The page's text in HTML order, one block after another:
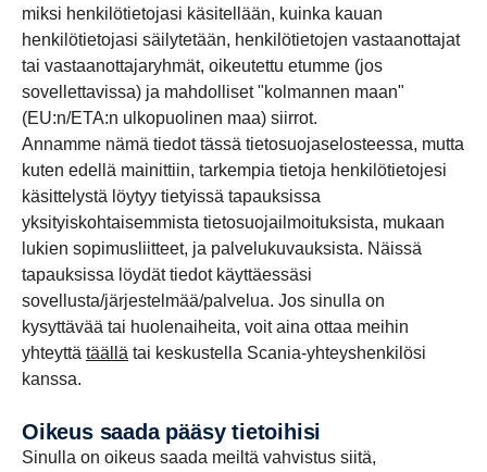
miksi henkilötietojasi käsitellään, kuinka kauan
henkilötietojasi säilytetään, henkilötietojen vastaanottajat
tai vastaanottajaryhmät, oikeutettu etumme (jos
sovellettavissa) ja mahdolliset "kolmannen maan"
(EU:n/ETA:n ulkopuolinen maa) siirrot.
Annamme nämä tiedot tässä tietosuojaselosteessa, mutta
kuten edellä mainittiin, tarkempia tietoja henkilötietojesi
käsittelystä löytyy tietyissä tapauksissa
yksityiskohtaisemmista tietosuojailmoituksista, mukaan
lukien sopimusliitteet, ja palvelukuvauksista. Näissä
tapauksissa löydät tiedot käyttäessäsi
sovellusta/järjestelmää/palvelua. Jos sinulla on
kysyttävää tai huolenaiheita, voit aina ottaa meihin
yhteyttä täällä tai keskustella Scania-yhteyshenkilösi
kanssa.
Oikeus saada pääsy tietoihisi
Sinulla on oikeus saada meiltä vahvistus siitä,